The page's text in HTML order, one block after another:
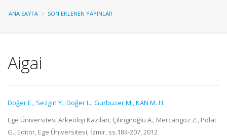
ANA SAYFA SON EKLENEN YAYINLAR
Aigai
Doğer E., Sezgin Y.,Doğer L.,Gürbüzer M.,KAN M. H.
Ege Üniversitesi Arkeoloji Kazıları, Çilingiroğlu A., Mercangöz Z., Polat
G., Editör, Ege Üniversitesi, İzmir, ss.184-207, 2012